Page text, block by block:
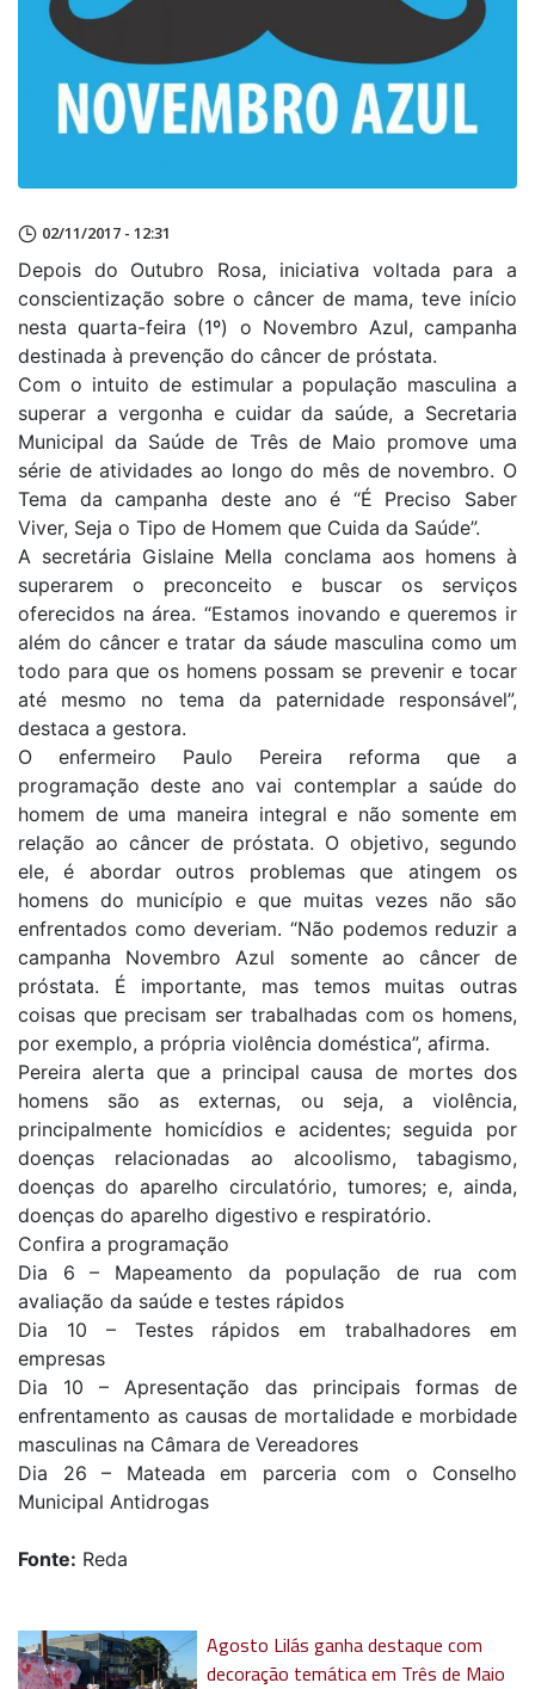
02/11/2017 - 12:31
Depois do Outubro Rosa, iniciativa voltada para a
conscientização sobre o câncer de mama, teve início
nesta quarta-feira (1º) o Novembro Azul, campanha
destinada à prevenção do câncer de próstata.
Com o intuito de estimular a população masculina a
superar a vergonha e cuidar da saúde, a Secretaria
Municipal da Saúde de Três de Maio promove uma
série de atividades ao longo do mês de novembro. O
Tema da campanha deste ano é “É Preciso Saber
Viver, Seja o Tipo de Homem que Cuida da Saúde”.
A secretária Gislaine Mella conclama aos homens à
superarem o preconceito e buscar os serviços
oferecidos na área. “Estamos inovando e queremos ir
além do câncer e tratar da sáude masculina como um
todo para que os homens possam se prevenir e tocar
até mesmo no tema da paternidade responsável”,
destaca a gestora.
O enfermeiro Paulo Pereira reforma que a
programação deste ano vai contemplar a saúde do
homem de uma maneira integral e não somente em
relação ao câncer de próstata. O objetivo, segundo
ele, é abordar outros problemas que atingem os
homens do município e que muitas vezes não são
enfrentados como deveriam. “Não podemos reduzir a
campanha Novembro Azul somente ao câncer de
próstata. É importante, mas temos muitas outras
coisas que precisam ser trabalhadas com os homens,
por exemplo, a própria violência doméstica”, afirma.
Pereira alerta que a principal causa de mortes dos
homens são as externas, ou seja, a violência,
principalmente homicídios e acidentes; seguida por
doenças relacionadas ao alcoolismo, tabagismo,
doenças do aparelho circulatório, tumores; e, ainda,
doenças do aparelho digestivo e respiratório.
Confira a programação
Dia 6 – Mapeamento da população de rua com
avaliação da saúde e testes rápidos
Dia 10 – Testes rápidos em trabalhadores em
empresas
Dia 10 – Apresentação das principais formas de
enfrentamento as causas de mortalidade e morbidade
masculinas na Câmara de Vereadores
Dia 26 – Mateada em parceria com o Conselho
Municipal Antidrogas
Fonte: Reda
Agosto Lilás ganha destaque com
decoração temática em Três de Maio